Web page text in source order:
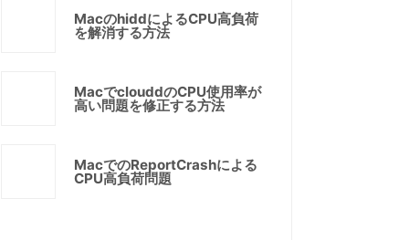
MacのhiddによるCPU高負荷
を解消する方法
MacでclouddのCPU使用率が
高い問題を修正する方法
MacでのReportCrashによる
CPU高負荷問題